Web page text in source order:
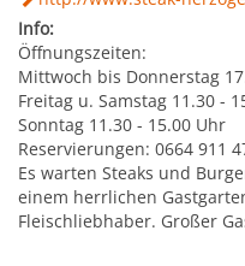
Förderungen
Gebühren
Informationsfreiheit
Bauen & Wohnen
Abfall & Umwelt
Mobilität & Verkehr
Beherbergung
Kunst
Stadtgeschichte
Ausbildung und F&E
Wirtschaftsstruktur
Grundstücke &
Einkauf und Handel
Info:
Öffnungszeiten:
Mittwoch bis Donnerstag
Freitag u. Samstag 11.30 -
Sonntag 11.30 - 15.00 Uhr
Reservierungen: 0664 911
Es warten Steaks und
einem herrlichen
Fleischliebhaber. Großer